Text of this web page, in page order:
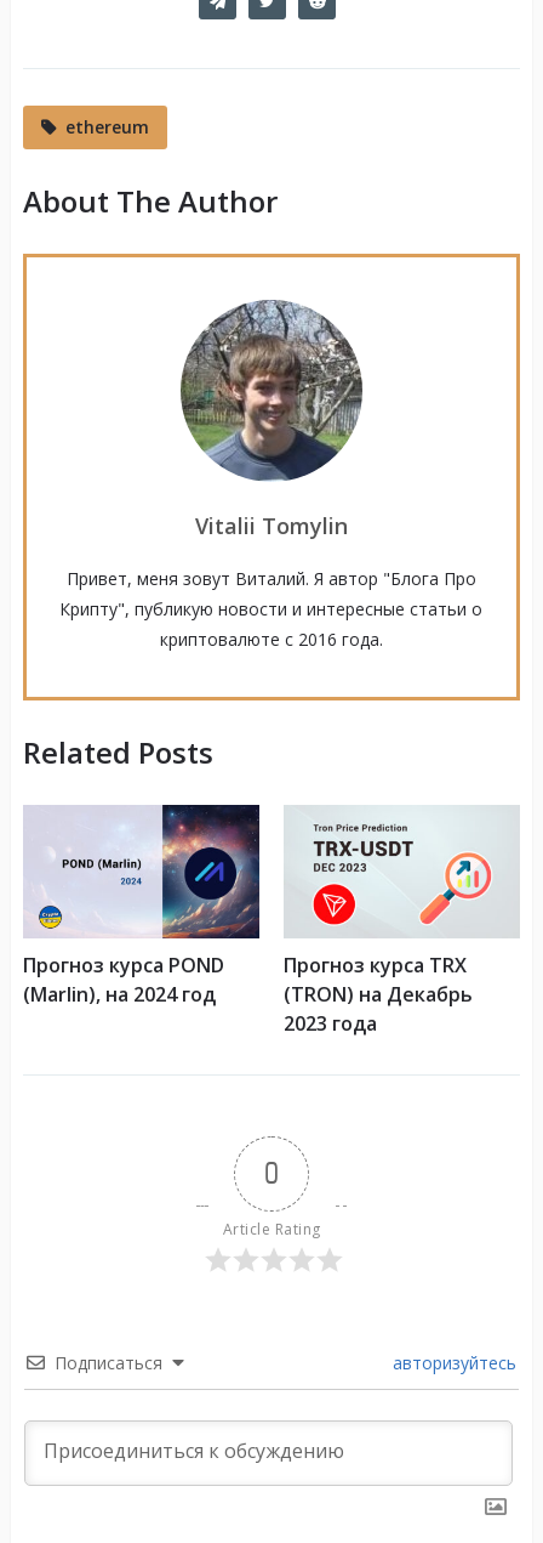
ethereum
About The Author
Vitalii Tomylin
Привет, меня зовут Виталий. Я автор "Блога Про
Крипту", публикую новости и интересные статьи о
криптовалюте с 2016 года.
Related Posts
Прогноз курса POND
(Marlin), на 2024 год
Прогноз курса TRX
(TRON) на Декабрь
2023 года
0
Article Rating
Подписаться авторизуйтесь